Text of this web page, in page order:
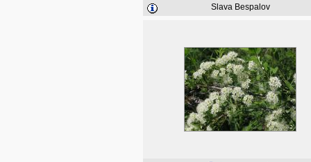
Slava Bespalov